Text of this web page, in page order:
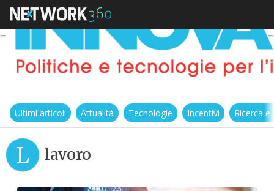
Ultimi articoli Attualità Tecnologie Incentivi Ricerca
L lavoro